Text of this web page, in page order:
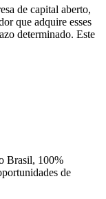
de capital aberto,
que adquire esses
determinado. Este
Brasil, 100%
de